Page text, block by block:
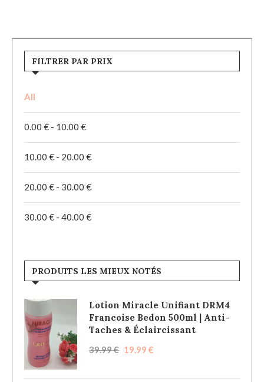
FILTRER PAR PRIX
All
0.00 € - 10.00 €
10.00 € - 20.00 €
20.00 € - 30.00 €
30.00 € - 40.00 €
PRODUITS LES MIEUX NOTÉS
Lotion Miracle Unifiant DRM4
Francoise Bedon 500ml | Anti-
Taches & Éclaircissant
39.99€ 19.99 €